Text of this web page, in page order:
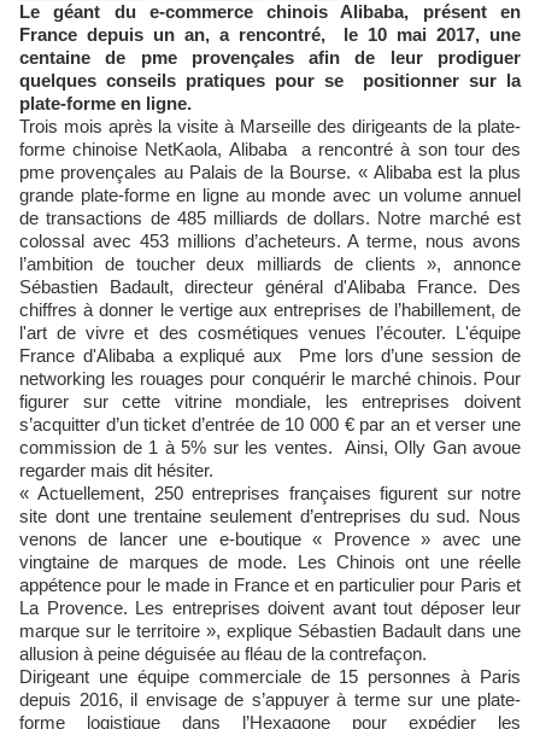
Le géant du e-commerce chinois Alibaba, présent en
France depuis un an, a rencontré, le 10 mai 2017, une
centaine de pme provençales afin de leur prodiguer
quelques conseils pratiques pour se positionner sur la
plate-forme en ligne.
Trois mois après la visite à Marseille des dirigeants de la plate-
forme chinoise NetKaola, Alibaba a rencontré à son tour des
pme provençales au Palais de la Bourse. « Alibaba est la plus
grande plate-forme en ligne au monde avec un volume annuel
de transactions de 485 milliards de dollars. Notre marché est
colossal avec 453 millions d’acheteurs. A terme, nous avons
l’ambition de toucher deux milliards de clients », annonce
Sébastien Badault, directeur général d'Alibaba France. Des
chiffres à donner le vertige aux entreprises de l’habillement, de
l'art de vivre et des cosmétiques venues l’écouter. L'équipe
France d'Alibaba a expliqué aux Pme lors d’une session de
networking les rouages pour conquérir le marché chinois. Pour
figurer sur cette vitrine mondiale, les entreprises doivent
s’acquitter d’un ticket d’entrée de 10 000 € par an et verser une
commission de 1 à 5% sur les ventes. Ainsi, Olly Gan avoue
regarder mais dit hésiter.
« Actuellement, 250 entreprises françaises figurent sur notre
site dont une trentaine seulement d’entreprises du sud. Nous
venons de lancer une e-boutique « Provence » avec une
vingtaine de marques de mode. Les Chinois ont une réelle
appétence pour le made in France et en particulier pour Paris et
La Provence. Les entreprises doivent avant tout déposer leur
marque sur le territoire », explique Sébastien Badault dans une
allusion à peine déguisée au fléau de la contrefaçon.
Dirigeant une équipe commerciale de 15 personnes à Paris
depuis 2016, il envisage de s’appuyer à terme sur une plate-
forme logistique dans l’Hexagone pour expédier les